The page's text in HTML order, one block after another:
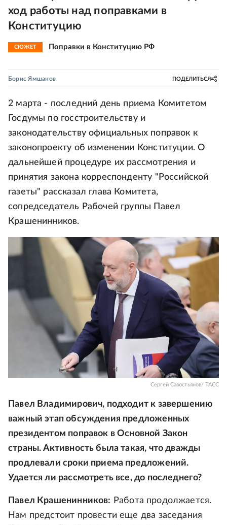
ход работы над поправками в
Конституцию
СЮЖЕТ Поправки в Конституцию РФ
Борис Ямшанов ПОДЕЛИТЬСЯ
2 марта - последний день приема Комитетом
Госдумы по госстроительству и
законодательству официальных поправок к
законопроекту об изменении Конституции. О
дальнейшей процедуре их рассмотрения и
принятия закона корреспонденту "Российской
газеты" рассказал глава Комитета,
сопредседатель Рабочей группы Павел
Крашенинников.
Сергей Савостьянов/ ТАСС
Павел Владимирович, подходит к завершению
важный этап обсуждения предложенных
президентом поправок в Основной Закон
страны. Активность была такая, что дважды
продлевали сроки приема предложений.
Удается ли рассмотреть все, до последнего?
Павел Крашенинников: Работа продолжается.
Нам предстоит провести еще два заседания